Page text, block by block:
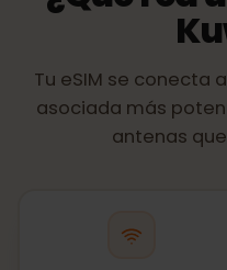
Tu eSIM se conecta
asociada más
antenas